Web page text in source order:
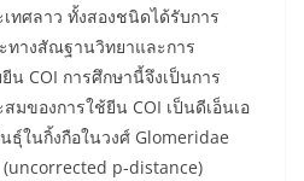
ทศลาว ทั้งสองชนิดได้รับการ
างสัณฐานวิทยาและการ
น COI การศึกษานี้จึงเป็นการ
มของการใช้ยีน COI เป็นดีเอ็นเอ
ธุ์ในกิ้งกือในวงศ์ Glomeridae
p-distance)